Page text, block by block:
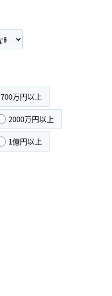
700万円以上
2000万円以上
1億円以上